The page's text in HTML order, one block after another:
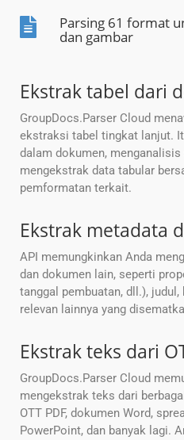
Parsing 61 format
dan gambar
Ekstrak tabel dari
GroupDocs.Parser Cloud
ekstraksi tabel tingkat lanjut.
dalam dokumen,
mengekstrak data tabular
pemformatan terkait.
Ekstrak metadata
API memungkinkan Anda
dan dokumen lain, seperti
tanggal pembuatan, dll.),
relevan lainnya yang
Ekstrak teks dari
GroupDocs.Parser Cloud
mengekstrak teks dari
OTT PDF, dokumen Word,
PowerPoint, dan banyak lagi.